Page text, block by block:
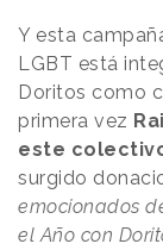
Y esta
LGBT está
Doritos como
primera vez
este
surgido
emocionados
el Año con